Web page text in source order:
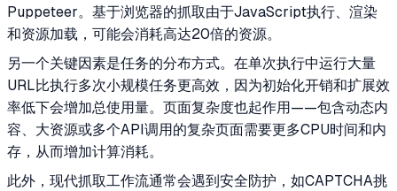
Puppeteer。基于浏览器的抓取由于JavaScript执行、渲染
和资源加载，可能会消耗高达20倍的资源。
另一个关键因素是任务的分布方式。在单次执行中运行大量
URL比执行多次小规模任务更高效，因为初始化开销和扩展效
率低下会增加总使用量。页面复杂度也起作用——包含动态内
容、大资源或多个API调用的复杂页面需要更多CPU时间和内
存，从而增加计算消耗。
此外，现代抓取工作流通常会遇到安全防护，如CAPTCHA挑